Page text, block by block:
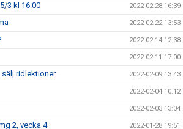
3 kl 16:00 2022-02-28 16:39
2022-02-22 13:53
2022-02-14 12:38
2022-02-11 17:00
ridlektioner 2022-02-09 13:43
2022-02-04 10:12
2022-02-03 13:04
2, vecka 4 2022-01-28 19:51